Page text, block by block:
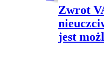
Zwrot
jest